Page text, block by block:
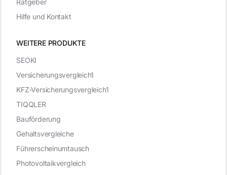
WEITERE PRODUKTE
SEOKI
Versicherungsvergleich1
KFZ-Versicherungsvergleich1
TIQQLER
Bauförderung
Gehaltsvergleiche
Führerscheinumtausch
Photovoltaikvergleich
Hilfe und Kontakt